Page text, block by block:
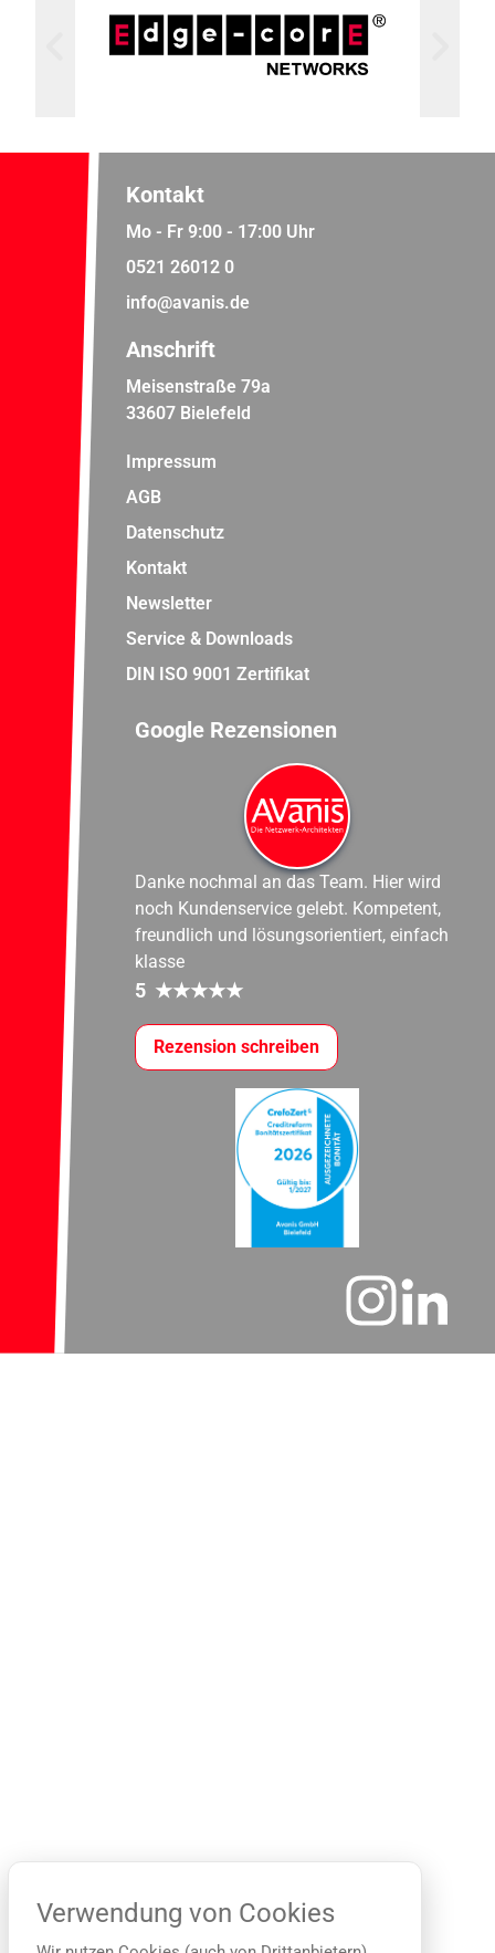
Kontakt
Mo - Fr 9:00 - 17:00 Uhr
0521 26012 0
info@avanis.de
Anschrift
Meisenstraße 79a
33607 Bielefeld
Impressum
AGB
Datenschutz
Kontakt
Newsletter
Service & Downloads
DIN ISO 9001 Zertifikat
Google Rezensionen
Danke nochmal an das Team. Hier wird
noch Kundenservice gelebt. Kompetent,
freundlich und lösungsorientiert, einfach
klasse
5 ★★★★★
Rezension schreiben
Verwendung von Cookies